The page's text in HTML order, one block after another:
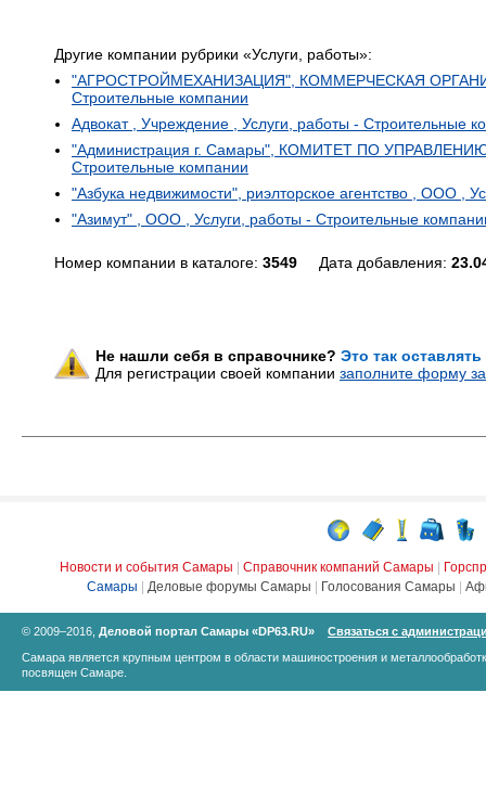
Другие компании рубрики «Услуги, работы»:
"АГРОСТРОЙМЕХАНИЗАЦИЯ", КОММЕРЧЕСКАЯ
Строительные компании
Адвокат , Учреждение , Услуги, работы - Строительные
"Администрация г. Самары", КОМИТЕТ ПО
Строительные компании
"Азбука недвижимости", риэлторское агентство , ООО ,
"Азимут" , ООО , Услуги, работы - Строительные
Номер компании в каталоге: 3549 Дата добавления:
Не нашли себя в справочнике? Это так
Для регистрации своей компании заполните форму
Новости и события Самары Справочник компаний Самары
Самары
Деловые форумы Самары Голосования Самары
© 2009–2016, Деловой портал Самары «DP63.RU»
Связаться с
Самара является крупным центром в области машиностроения и
посвящен Самаре.